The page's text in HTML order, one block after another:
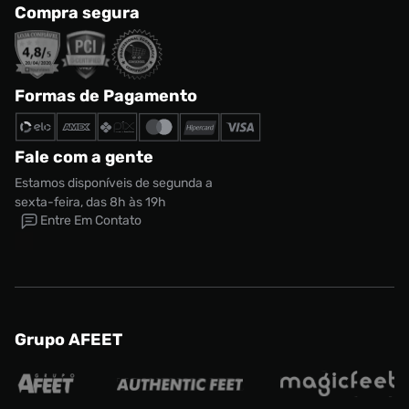
Compra segura
Formas de Pagamento
Fale com a gente
Estamos disponíveis de segunda a
sexta-feira, das 8h às 19h
Entre Em Contato
Grupo AFEET